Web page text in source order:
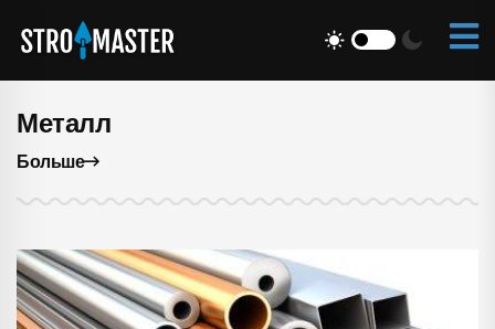
Металл
Больше